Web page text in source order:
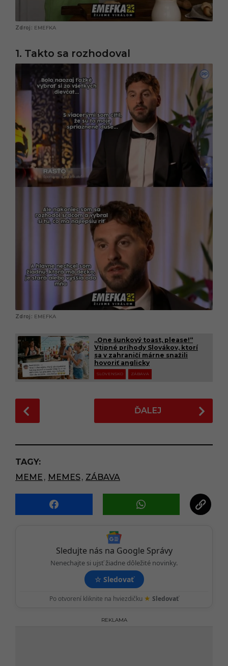
EMEFKA
1. Takto sa rozhodoval
EMEFKA
„One šunkový toast, please!“
Vtipné príhody Slovákov, ktorí
sa v zahraničí márne snažili
hovoriť anglicky
SLOVENSKO ZÁBAVA
o
t
P
a
g
i
ĎALEJ
TAGY:
MEME , MEMES, ZÁBAVA
Sledujte nás na Google Správy
Nenechajte si ujsť žiadne dôležité novinky.
☆ Sledovať
Po otvorení kliknite na hviezdičku ★ Sledovať
REKLAMA